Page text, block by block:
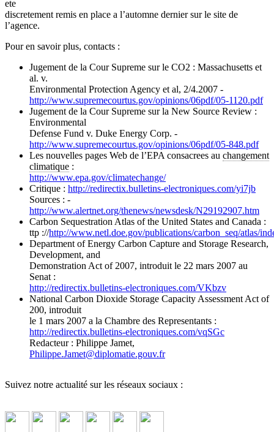
ete
discretement remis en place a l’automne dernier sur le site de
l’agence.
Pour en savoir plus, contacts :
Jugement de la Cour Supreme sur le CO2 : Massachusetts et
al. v.
Environmental Protection Agency et al, 2/4.2007 -
http://www.supremecourtus.gov/opinions/06pdf/05-1120.pdf
Jugement de la Cour Supreme sur la New Source Review :
Environmental
Defense Fund v. Duke Energy Corp. -
http://www.supremecourtus.gov/opinions/06pdf/05-848.pdf
Les nouvelles pages Web de l’EPA consacrees au changement
climatique :
http://www.epa.gov/climatechange/
Critique : http://redirectix.bulletins-electroniques.com/yi7jb
Sources : -
http://www.alertnet.org/thenews/newsdesk/N29192907.htm
Carbon Sequestration Atlas of the United States and Canada :
ttp ://http://www.netl.doe.gov/publications/carbon_seq/atlas/
Department of Energy Carbon Capture and Storage Research,
Development, and
Demonstration Act of 2007, introduit le 22 mars 2007 au
Senat :
http://redirectix.bulletins-electroniques.com/VKbzv
National Carbon Dioxide Storage Capacity Assessment Act of
200, introduit
le 1 mars 2007 a la Chambre des Representants :
http://redirectix.bulletins-electroniques.com/vqSGc
Redacteur : Philippe Jamet,
Philippe.Jamet@diplomatie.gouv.fr
Suivez notre actualité sur les réseaux sociaux :